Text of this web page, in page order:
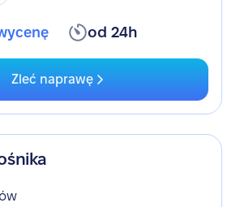
od 24h
Zleć naprawę